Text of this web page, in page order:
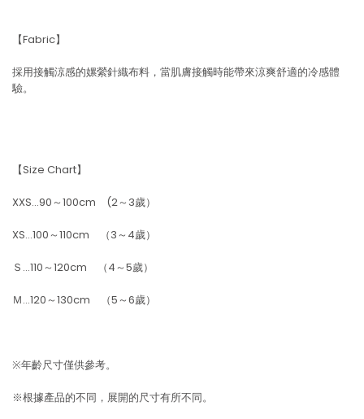
【Fabric】
採用接觸涼感的嫘縈針織布料，當肌膚接觸時能帶來涼爽舒適的冷感體
驗。
【Size Chart】
XXS…90～100cm (2～3歲）
XS…100～110cm （3～4歲）
Ｓ…110～120cm （4～5歲）
Ｍ…120～130cm （5～6歲）
※年齡尺寸僅供參考。
※根據產品的不同，展開的尺寸有所不同。